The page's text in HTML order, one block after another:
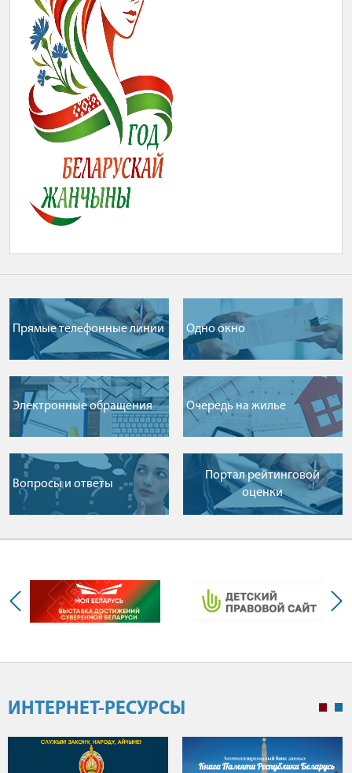
Прямые телефонные линии Одно окно
Электронные обращения Очередь на жилье
Вопросы и ответы
Портал рейтинговой
оценки
ИНТЕРНЕТ-РЕСУРСЫ